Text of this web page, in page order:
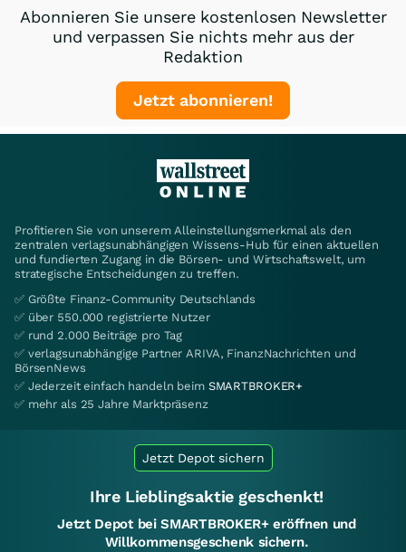
Abonnieren Sie unsere kostenlosen Newsletter
und verpassen Sie nichts mehr aus der
Redaktion
Jetzt abonnieren!
Profitieren Sie von unserem Alleinstellungsmerkmal als den
zentralen verlagsunabhängigen Wissens-Hub für einen aktuellen
und fundierten Zugang in die Börsen- und Wirtschaftswelt, um
strategische Entscheidungen zu treffen.
✅ Größte Finanz-Community Deutschlands
✅ über 550.000 registrierte Nutzer
✅ rund 2.000 Beiträge pro Tag
✅ verlagsunabhängige Partner ARIVA, FinanzNachrichten und
BörsenNews
✅ Jederzeit einfach handeln beim SMARTBROKER+
✅ mehr als 25 Jahre Marktpräsenz
Jetzt Depot sichern
Ihre Lieblingsaktie geschenkt!
Jetzt Depot bei SMARTBROKER+ eröffnen und
Willkommensgeschenk sichern.